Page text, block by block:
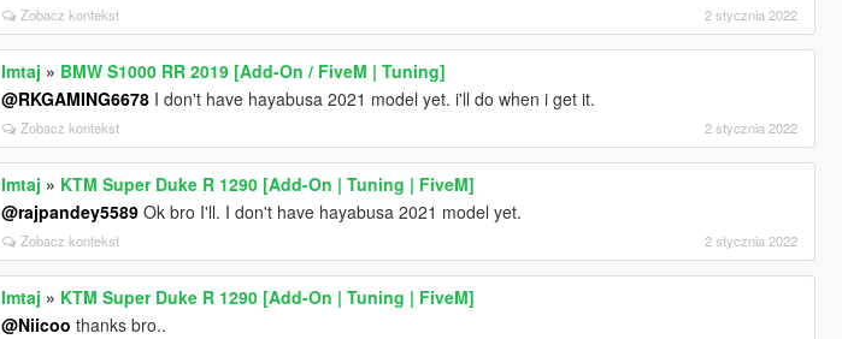
Zobacz kontekst 2 stycznia 2022
Imtaj » BMW S1000 RR 2019 [Add-On / FiveM | Tuning]
@RKGAMING6678 I don't have hayabusa 2021 model yet. i'll do when i get it.
Zobacz kontekst 2 stycznia 2022
Imtaj » KTM Super Duke R 1290 [Add-On | Tuning | FiveM]
@rajpandey5589 Ok bro I'll. I don't have hayabusa 2021 model yet.
Zobacz kontekst 2 stycznia 2022
Imtaj » KTM Super Duke R 1290 [Add-On | Tuning | FiveM]
@Niicoo thanks bro..